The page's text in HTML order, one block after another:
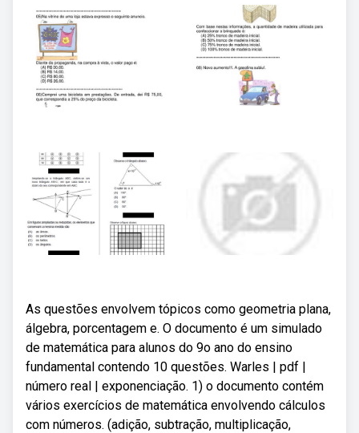
As questões envolvem tópicos como geometria plana,
álgebra, porcentagem e. O documento é um simulado
de matemática para alunos do 9o ano do ensino
fundamental contendo 10 questões. Warles | pdf |
número real | exponenciação. 1) o documento contém
vários exercícios de matemática envolvendo cálculos
com números. (adição, subtração, multiplicação,